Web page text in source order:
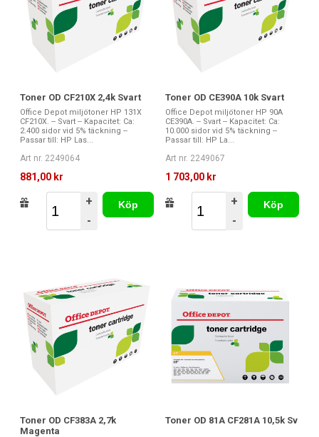
Toner OD CF210X 2,4k Svart
Office Depot miljötoner HP 131X
CF210X. -- Svart -- Kapacitet: Ca:
2.400 sidor vid 5% täckning --
Passar till: HP Las...
Art nr. 2249064
881,00 kr
+
-
Köp
Toner OD CE390A 10k Svart
Office Depot miljötoner HP 90A
CE390A. -- Svart -- Kapacitet: Ca:
10.000 sidor vid 5% täckning --
Passar till: HP La...
Art nr. 2249067
1 703,00 kr
+
-
Köp
Toner OD CF383A 2,7k
Magenta
Toner OD 81A CF281A 10,5k Sv